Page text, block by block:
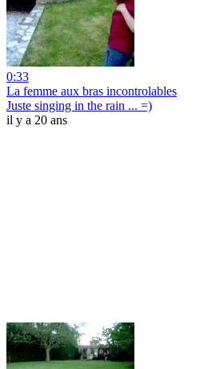
0:33
La femme aux bras incontrolables
Juste singing in the rain ... =)
il y a 20 ans